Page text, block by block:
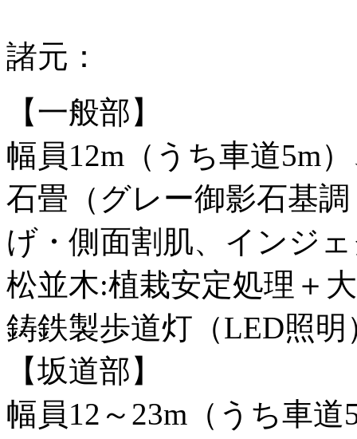
諸元：
【一般部】
幅員12m（うち車道5m
石畳（グレー御影石基
げ・側面割肌、インジ
松並木:植栽安定処理＋
鋳鉄製歩道灯（LED照明
【坂道部】
幅員12～23m（うち車道